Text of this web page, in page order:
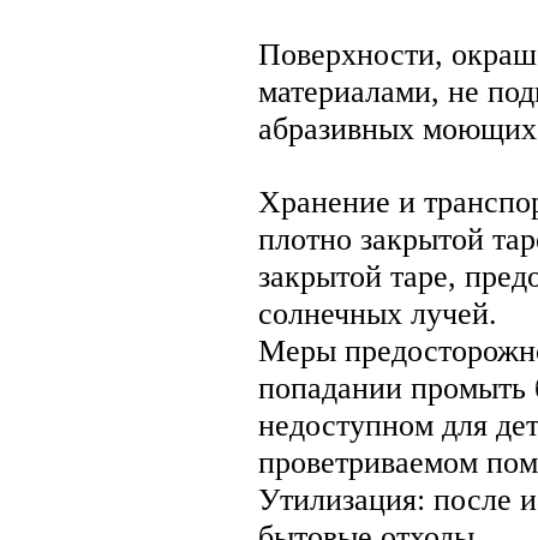
Поверхности,
материалами, не
абразивных моющих
Хранение и
плотно закрытой
закрытой таре,
солнечных лучей.
Меры
попадании промыть
недоступном для
проветриваемом
Утилизация: после